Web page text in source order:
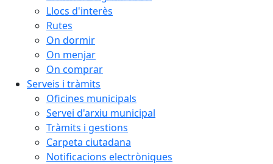
Llocs d'interès
Rutes
On dormir
On menjar
On comprar
Serveis i tràmits
Oficines municipals
Servei d'arxiu municipal
Tràmits i gestions
Carpeta ciutadana
Notificacions electròniques